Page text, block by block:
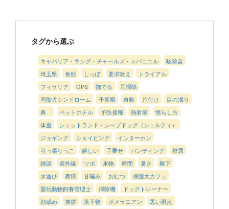
タグから選ぶ
キャバリア・キング・チャールズ・スパニエル
駆除器
埼玉県
食欲 しっぽ 要求吠え
トライアル
フィラリア
GPS 撫でる
耳掃除
同胎犬シンドローム
千葉県 自動 片付け
目の濁り
鼻
ペットホテル 予防接種 熱射病
慣らし方
体重
シェットランド・シープドッグ（シェルティ）
ジョギング
シェイピング
インターホン
引っ張りっこ
嬉しい 手乗せ パンティング
排尿
雑談
紫外線 ツボ 果物 時間 暑さ
靴下
水遊び
表情 甘噛み おむつ
保護犬カフェ
愛玩動物飼養管理士
掃除機
ドッグトレーナー
顔舐め
挨拶 落下物 ポメラニアン
黒い斑点